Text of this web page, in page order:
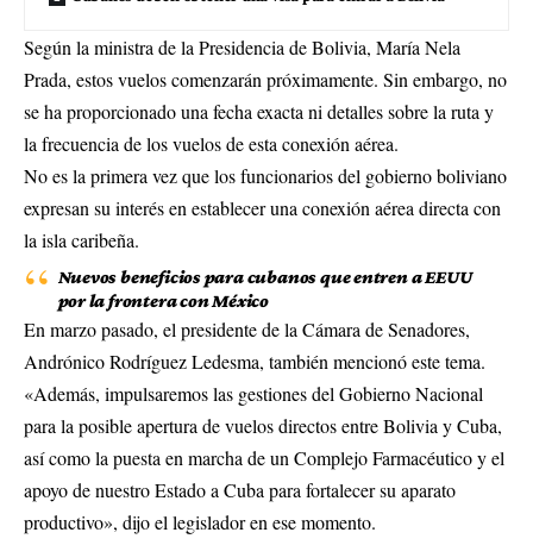
Según la ministra de la Presidencia de Bolivia, María Nela
Prada, estos vuelos comenzarán próximamente. Sin embargo, no
se ha proporcionado una fecha exacta ni detalles sobre la ruta y
la frecuencia de los vuelos de esta conexión aérea.
No es la primera vez que los funcionarios del gobierno boliviano
expresan su interés en establecer una conexión aérea directa con
la isla caribeña.
Nuevos beneficios para cubanos que entren a EEUU
por la frontera con México
En marzo pasado, el presidente de la Cámara de Senadores,
Andrónico Rodríguez Ledesma, también mencionó este tema.
«Además, impulsaremos las gestiones del Gobierno Nacional
para la posible apertura de vuelos directos entre Bolivia y Cuba,
así como la puesta en marcha de un Complejo Farmacéutico y el
apoyo de nuestro Estado a Cuba para fortalecer su aparato
productivo», dijo el legislador en ese momento.